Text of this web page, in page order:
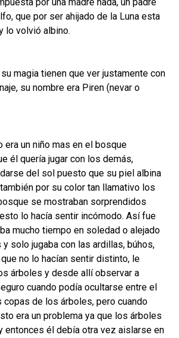
que por ser ahijado de la Luna esta
lo volvió albino.
magia tienen que ver justamente con
su nombre era Piren (nevar o
era un niño mas en el bosque
él quería jugar con los demás,
del sol puesto que su piel albina
por su color tan llamativo los
se mostraban sorprendidos
lo hacía sentir incómodo. Así fue
mucho tiempo en soledad o alejado
solo jugaba con las ardillas, búhos,
no lo hacían sentir distinto, le
árboles y desde allí observar a
cuando podía ocultarse entre el
de los árboles, pero cuando
era un problema ya que los árboles
entonces él debía otra vez aislarse en